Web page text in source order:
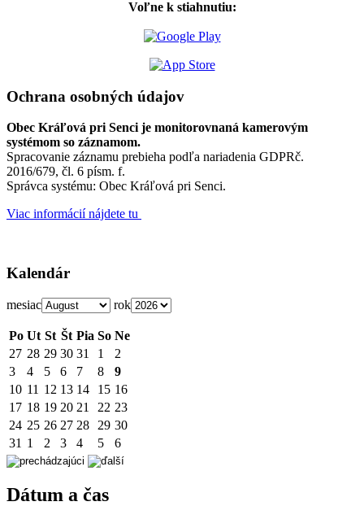
Voľne k stiahnutiu:
Ochrana osobných údajov
Obec Kráľová pri Senci je monitorovnaná kamerovým
systémom so záznamom.
Spracovanie záznamu prebieha podľa nariadenia GDPRč.
2016/679, čl. 6 písm. f.
Správca systému: Obec Kráľová pri Senci.
Viac informácií nájdete tu
Kalendár
mesiac rok
Po Ut St Št Pia So Ne
27 28 29 30 31 1
2
3
4 5 6 7 8
9
10 11 12 13 14 15 16
17 18 19 20 21 22 23
24 25 26 27 28 29 30
31 1 2 3 4 5 6
Dátum a čas